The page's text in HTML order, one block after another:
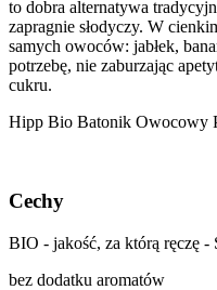
to dobra alternatywa
zapragnie słodyczy. W
samych owoców: jabłek,
potrzebę, nie zaburzając
cukru.
Hipp Bio Batonik Owocowy
Cechy
BIO - jakość, za którą ręczę -
bez dodatku aromatów